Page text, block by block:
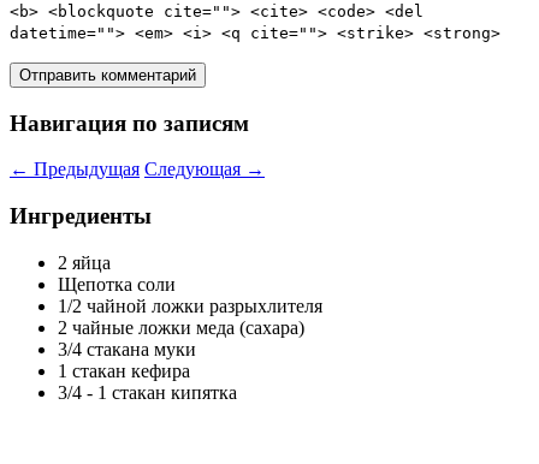
<b> <blockquote cite=""> <cite> <code> <del
datetime=""> <em> <i> <q cite=""> <strike> <strong>
Навигация по записям
← Предыдущая Следующая →
Ингредиенты
2 яйца
Щепотка соли
1/2 чайной ложки разрыхлителя
2 чайные ложки меда (сахара)
3/4 стакана муки
1 стакан кефира
3/4 - 1 стакан кипятка